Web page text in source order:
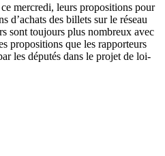
mercredi, leurs propositions pour
d’achats des billets sur le réseau
sont toujours plus nombreux avec
propositions que les rapporteurs
les députés dans le projet de loi-